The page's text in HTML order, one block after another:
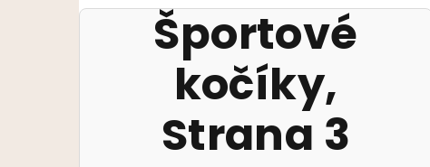
Športové
kočíky,
Strana 3